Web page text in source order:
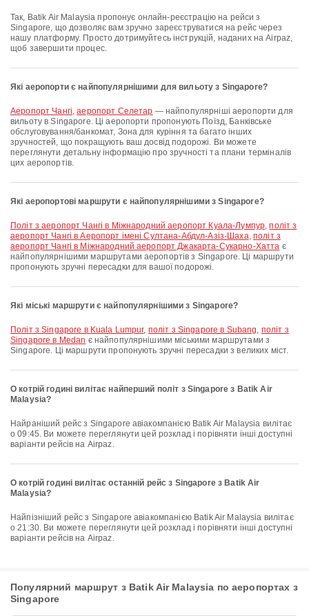
Так, Batik Air Malaysia пропонує онлайн-реєстрацію на рейси з
Singapore, що дозволяє вам зручно зареєструватися на рейс через
нашу платформу. Просто дотримуйтесь інструкцій, наданих на Airpaz,
щоб завершити процес.
Які аеропорти є найпопулярнішими для вильоту з Singapore?
аеропорт Чангі,аеропорт Селетар — найпопулярніші аеропорти для
вильоту в Singapore. Ці аеропорти пропонують Поїзд, Банківське
обслуговування/банкомат, Зона для куріння та багато інших
зручностей, що покращують ваш досвід подорожі. Ви можете
переглянути детальну інформацію про зручності та плани терміналів
цих аеропортів.
Які аеропортові маршрути є найпопулярнішими з Singapore?
політ з аеропорт Чангі в Міжнародний аеропорт Куала-Лумпур,політ з
аеропорт Чангі в Аеропорт імені Султана-Абдул-Азіз-Шаха, політ з
аеропорт Чангі в Міжнародний аеропорт Джакарта-Сукарно-Хатта є
найпопулярнішими маршрутами аеропортів з Singapore. Ці маршрути
пропонують зручні пересадки для вашої подорожі.
Які міські маршрути є найпопулярнішими з Singapore?
політ з Singapore в Kuala Lumpur, політ з Singapore в Subang, політ з
Singapore в Medan є найпопулярнішими міськими маршрутами з
Singapore. Ці маршрути пропонують зручні пересадки з великих міст.
О котрій годині вилітає найперший політ з Singapore з Batik Air
Malaysia?
Найраніший рейс з Singapore авіакомпанією Batik Air Malaysia вилітає
о 09:45. Ви можете переглянути цей розклад і порівняти інші доступні
варіанти рейсів на Airpaz.
О котрій годині вилітає останній рейс з Singapore з Batik Air
Malaysia?
Найпізніший рейс з Singapore авіакомпанією Batik Air Malaysia вилітає
о 21:30. Ви можете переглянути цей розклад і порівняти інші доступні
варіанти рейсів на Airpaz.
Популярний маршрут з Batik Air Malaysia по аеропортах з
Singapore